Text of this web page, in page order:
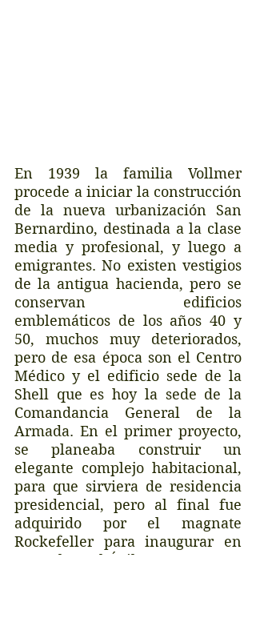
En 1939 la familia Vollmer
procede a iniciar la construcción
de la nueva urbanización San
Bernardino, destinada a la clase
media y profesional, y luego a
emigrantes. No existen vestigios
de la antigua hacienda, pero se
conservan edificios
emblemáticos de los años 40 y
50, muchos muy deteriorados,
pero de esa época son el Centro
Médico y el edificio sede de la
Shell que es hoy la sede de la
Comandancia General de la
Armada. En el primer proyecto,
se planeaba construir un
elegante complejo habitacional,
para que sirviera de residencia
presidencial, pero al final fue
adquirido por el magnate
Rockefeller para inaugurar en
1942 el Hotel Ávila.